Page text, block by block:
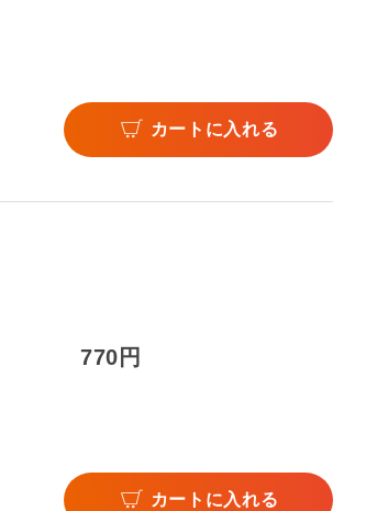
カートに入れる
770円
カートに入れる